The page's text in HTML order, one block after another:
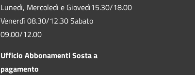
Lunedì, Mercoledì e Giovedì15.30/18.00
Venerdì 08.30/12.30 Sabato
09.00/12.00
Ufficio Abbonamenti Sosta a
pagamento